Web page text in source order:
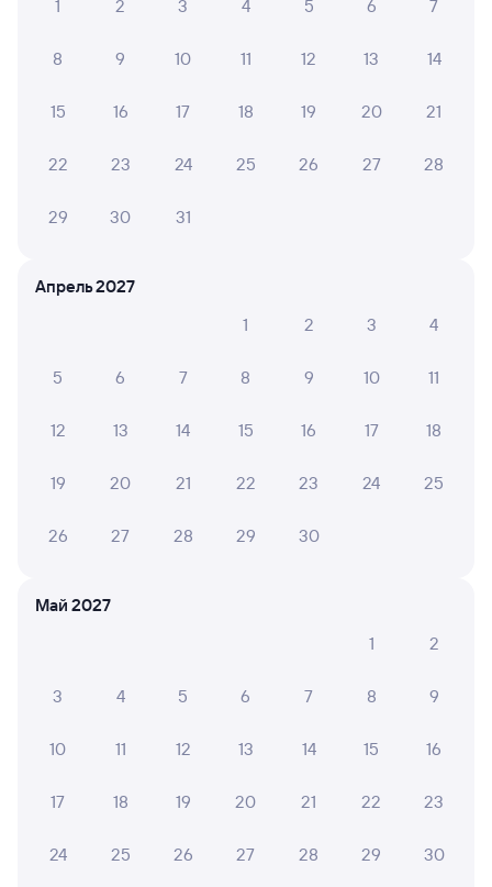
1
2 3 4 5 6 7
8 9 10 11 12 13 14
15 16 17 18 19 20 21
22 23 24 25 26 27 28
29 30 31
Апрель 2027
1
2 3 4
5 6 7 8 9 10 11
12 13 14 15 16 17 18
19 20 21 22 23 24 25
26 27 28 29 30
Май 2027
1
2
3 4 5 6 7 8 9
10 11 12 13 14 15 16
17 18 19 20 21 22 23
24 25 26 27 28 29 30